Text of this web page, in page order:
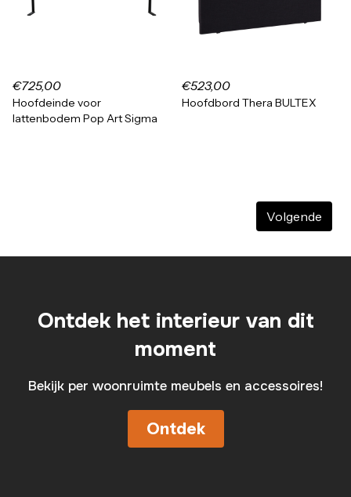
€725,00
Hoofdeinde voor
lattenbodem Pop Art Sigma
€523,00
Hoofdbord Thera BULTEX
Volgende
Ontdek het interieur van dit
moment
Bekijk per woonruimte meubels en accessoires!
Ontdek